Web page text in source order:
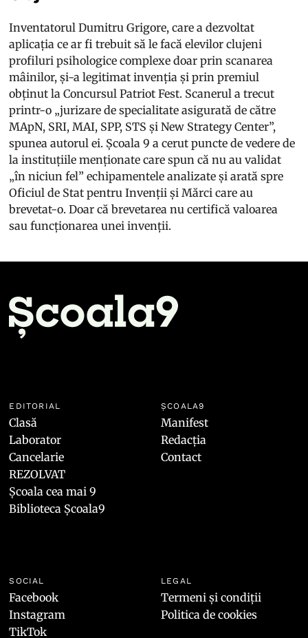
Inventatorul Dumitru Grigore, care a dezvoltat
aplicația ce ar fi trebuit să le facă elevilor clujeni
profiluri psihologice complexe doar prin scanarea
mâinilor, și-a legitimat invenția și prin premiul
obținut la Concursul Patriot Fest. Scanerul a trecut
printr-o „jurizare de specialitate asigurată de către
MApN, SRI, MAI, SPP, STS și New Strategy Center”,
spunea autorul ei. Școala 9 a cerut puncte de vedere de
la instituțiile menționate care spun că nu au validat
„în niciun fel” echipamentele analizate și arată spre
Oficiul de Stat pentru Invenții și Mărci care au
brevetat-o. Doar că brevetarea nu certifică valoarea
sau funcționarea unei invenții.
EDITORIAL
Clasă
Laborator
Cancelarie
REZOLVAT
Școala cea mai 9
Biblioteca Școala9
ȘCOALA9
Manifest
Redacția
Contact
SOCIAL
Facebook
Instagram
TikTok
LEGAL
Termeni și condiții
Politica de cookies